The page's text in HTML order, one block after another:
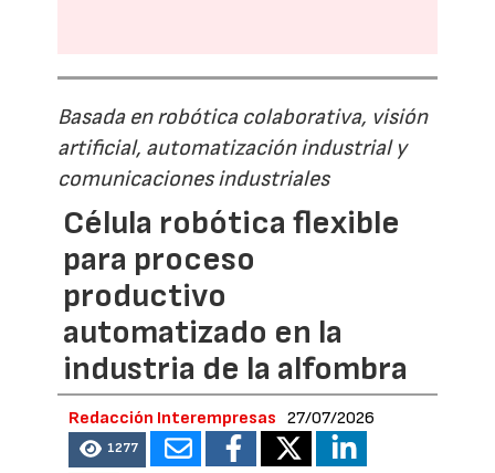
Basada en robótica colaborativa, visión
artificial, automatización industrial y
comunicaciones industriales
Célula robótica flexible
para proceso
productivo
automatizado en la
industria de la alfombra
Redacción Interempresas 27/07/2026
1277